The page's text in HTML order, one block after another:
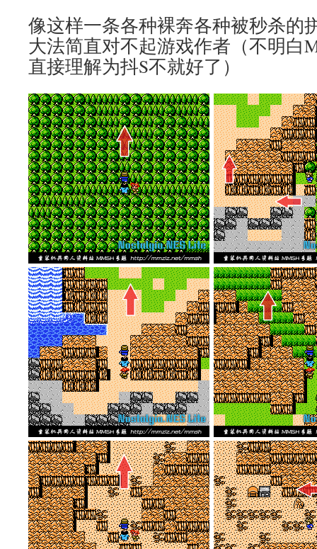
像这样一条各种裸奔各种被秒杀的
大法简直对不起游戏作者（不明白
直接理解为抖S不就好了）